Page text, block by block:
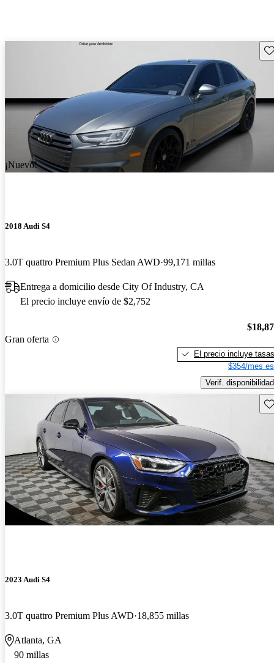
¡Nuevo!
2018 Audi S4
3.0T quattro Premium Plus Sedan AWD 99,171 millas
Entrega a domicilio desde City Of Industry, CA
El precio incluye envío de $2,752
Gran oferta
El precio incluye tasas
$354/mes
Verif. disponibilidad
¡Nuevo!
2023 Audi S4
3.0T quattro Premium Plus AWD 18,855 millas
Atlanta, GA
90 millas